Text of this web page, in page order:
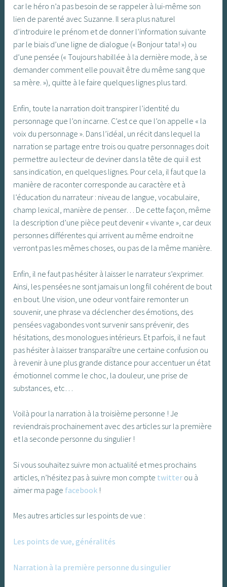
car le héro n’a pas besoin de se rappeler à lui-même son
lien de parenté avec Suzanne. Il sera plus naturel
d’introduire le prénom et de donner l’information suivante
par le biais d’une ligne de dialogue (« Bonjour tata! ») ou
d’une pensée (« Toujours habillée à la dernière mode, à se
demander comment elle pouvait être du même sang que
sa mère. »), quitte à le faire quelques lignes plus tard.
Enfin, toute la narration doit transpirer l’identité du
personnage que l’on incarne. C’est ce que l’on appelle « la
voix du personnage ». Dans l’idéal, un récit dans lequel la
narration se partage entre trois ou quatre personnages doit
permettre au lecteur de deviner dans la tête de qui il est
sans indication, en quelques lignes. Pour cela, il faut que la
manière de raconter corresponde au caractère et à
l’éducation du narrateur : niveau de langue, vocabulaire,
champ lexical, manière de penser… De cette façon, même
la description d’une pièce peut devenir « vivante », car deux
personnes différentes qui arrivent au même endroit ne
verront pas les mêmes choses, ou pas de la même manière.
Enfin, il ne faut pas hésiter à laisser le narrateur s’exprimer.
Ainsi, les pensées ne sont jamais un long fil cohérent de bout
en bout. Une vision, une odeur vont faire remonter un
souvenir, une phrase va déclencher des émotions, des
pensées vagabondes vont survenir sans prévenir, des
hésitations, des monologues intérieurs. Et parfois, il ne faut
pas hésiter à laisser transparaître une certaine confusion ou
à revenir à une plus grande distance pour accentuer un état
émotionnel comme le choc, la douleur, une prise de
substances, etc…
Voilà pour la narration à la troisième personne ! Je
reviendrais prochainement avec des articles sur la première
et la seconde personne du singulier !
Si vous souhaitez suivre mon actualité et mes prochains
articles, n’hésitez pas à suivre mon compte twitter ou à
aimer ma page facebook !
Mes autres articles sur les points de vue :
Les points de vue, généralités
Narration à la première personne du singulier